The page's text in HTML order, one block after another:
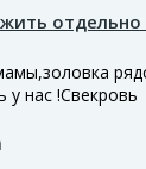
у нас !Свекровь